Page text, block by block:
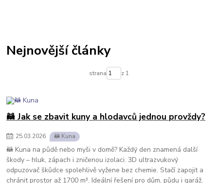
Nejnovější články
strana z 1
🦝 Jak se zbavit kuny a hlodavců jednou provždy?
25.03.2026 🦝 Kuna
🦝 Kuna na půdě nebo myši v domě? Každý den znamená další
škody – hluk, zápach i zničenou izolaci. 3D ultrazvukový
odpuzovač škůdce spolehlivě vyžene bez chemie. Stačí zapojit a
chránit prostor až 1700 m³. Ideální řešení pro dům, půdu i garáž.